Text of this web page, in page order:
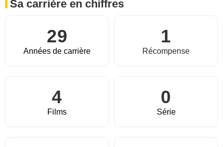
Sa carrière en chiffres
29
Années de carrière
1
Récompense
4
Films
0
Série